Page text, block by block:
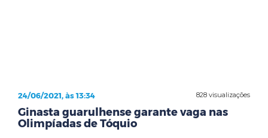
828 visualizações
24/06/2021, às 13:34
Ginasta guarulhense garante vaga nas
Olimpíadas de Tóquio